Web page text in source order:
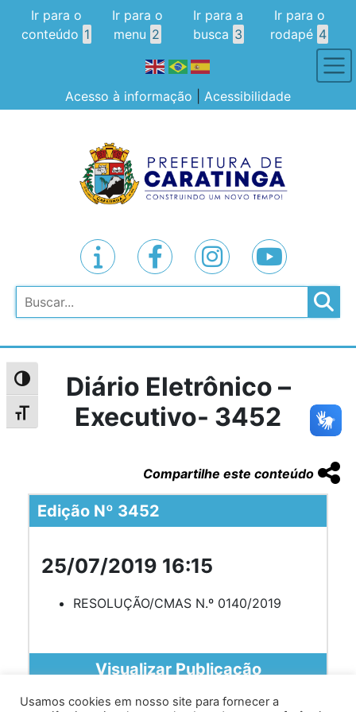
Alternar alto contraste
Alternar tamanho da fonte
Ir para o
conteúdo 1
Ir para o
menu 2
Ir para a
busca 3
Ir para o
rodapé 4
Acesso à informação Acessibilidade
Pesquisar
Diário Eletrônico –
Executivo- 3452
Compartilhe este conteúdo
Edição Nº 3452
25/07/2019 16:15
RESOLUÇÃO/CMAS N.º 0140/2019
Visualizar Publicação
Usamos cookies em nosso site para fornecer a